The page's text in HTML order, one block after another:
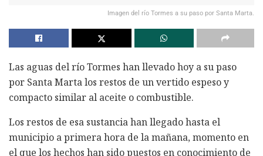
Imagen del río Tormes a su paso por Santa Marta.
Las aguas del río Tormes han llevado hoy a su paso
por Santa Marta los restos de un vertido espeso y
compacto similar al aceite o combustible.
Los restos de esa sustancia han llegado hasta el
municipio a primera hora de la mañana, momento en
el que los hechos han sido puestos en conocimiento de